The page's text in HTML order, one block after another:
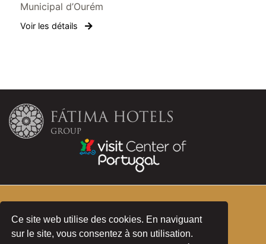
Ce site web utilise des cookies. En naviguant
sur le site, vous consentez à son utilisation.
Municipal d’Ourém
Voir les détails
• Complaint Book
© 2026 Aurea Fátima Hotel Congress & Spa - Site Officiel